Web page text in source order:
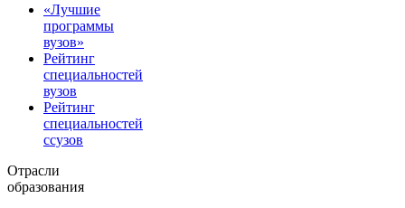
«Лучшие
программы
вузов»
Рейтинг
специальностей
вузов
Рейтинг
специальностей
ссузов
Отрасли
образования